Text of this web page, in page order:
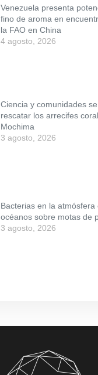
Venezuela presenta
fino de aroma en
la FAO en China
4 agosto, 2026
Ciencia y comunidades
rescatar los arrecifes
Mochima
3 agosto, 2026
Bacterias en la atmósfera
océanos sobre motas de
3 agosto, 2026